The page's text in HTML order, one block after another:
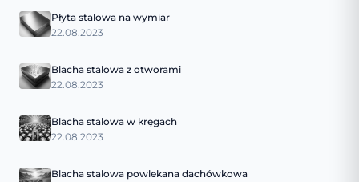
Płyta stalowa na wymiar
22.08.2023
Blacha stalowa z otworami
22.08.2023
Blacha stalowa w kręgach
22.08.2023
Blacha stalowa powlekana dachówkowa